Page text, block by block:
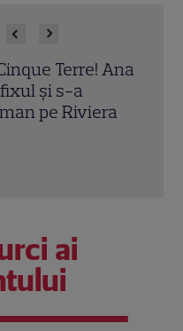
Pălimariu a
la câțiva ani
ai